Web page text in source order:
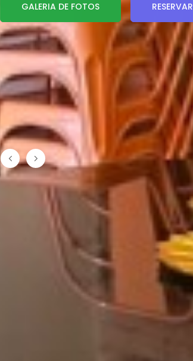
GALERIA DE FOTOS RESERVAR